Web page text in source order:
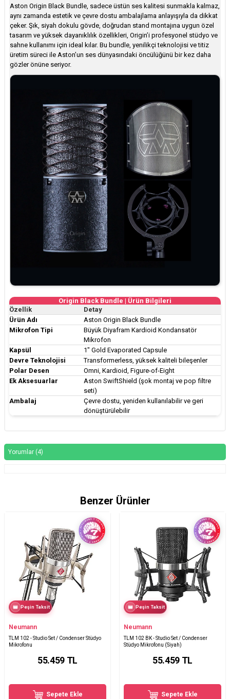
Aston Origin Black Bundle, sadece üstün ses kalitesi sunmakla kalmaz,
aynı zamanda estetik ve çevre dostu ambalajlama anlayışıyla da dikkat
çeker. Şık, siyah dokulu gövde, doğrudan stand montajına uygun özel
tasarım ve yüksek dayanıklılık özellikleri, Origin’i profesyonel stüdyo ve
sahne kullanımı için ideal kılar. Bu bundle, yenilikçi teknolojisi ve titiz
üretim süreci ile Aston’un ses dünyasındaki öncülüğünü bir kez daha
gözler önüne seriyor.
Origin Black Bundle | Ürün Bilgileri
Özellik
Detay
Ürün Adı
Aston Origin Black Bundle
Mikrofon Tipi
Büyük Diyafram Kardioid Kondansatör
Mikrofon
Kapsül
1″ Gold Evaporated Capsule
Devre Teknolojisi
Transformerless, yüksek kaliteli bileşenler
Polar Desen
Omni, Kardioid, Figure-of-Eight
Ek Aksesuarlar
Aston SwiftShield (şok montaj ve pop filtre
seti)
Ambalaj
Çevre dostu, yeniden kullanılabilir ve geri
dönüştürülebilir
Yorumlar (4)
Benzer Ürünler
Peşin Taksit
Neumann
TLM 102 - Studio Set / Condenser Stüdyo
Mikrofonu
55.459TL
Sepete Ekle
Peşin Taksit
Neumann
TLM 102 BK - Studio Set / Condenser
Stüdyo Mikrofonu (Siyah)
55.459TL
Sepete Ekle